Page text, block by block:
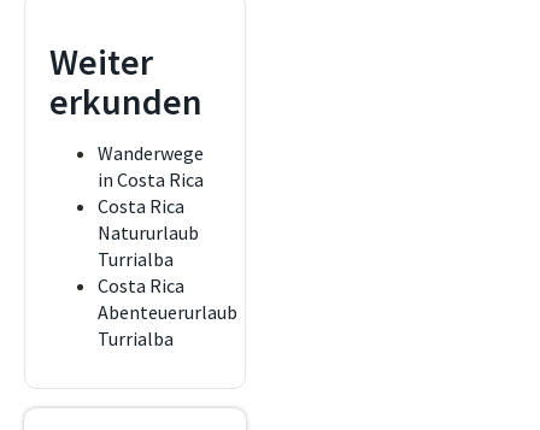
Weiter
erkunden
Wanderwege
in Costa Rica
Costa Rica
Natururlaub
Turrialba
Costa Rica
Abenteuerurlaub
Turrialba